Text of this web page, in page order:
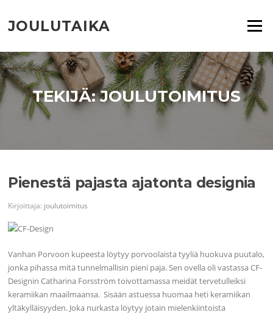
suoraan
sisältöön
JOULUTAIKA Valikko
TEKIJÄ:JOULUTOIMITUS
Pienestä pajasta ajatonta designia
Kirjoittaja: joulutoimitus
Vanhan Porvoon kupeesta löytyy porvoolaista tyyliä huokuva puutalo,
jonka pihassa mitä tunnelmallisin pieni paja. Sen ovella oli vastassa CF-
Designin Catharina Forsström toivottamassa meidät tervetulleiksi
keramiikan maailmaansa. Sisään astuessa huomaa heti keramiikan
yltäkylläisyyden. Joka nurkasta löytyy jotain mielenkiintoista